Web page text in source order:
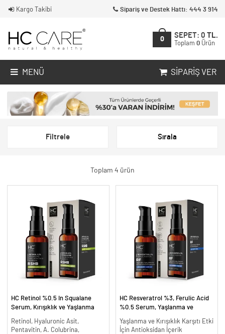
Kargo Takibi Sipariş ve Destek Hattı: 444 3 914
0
SEPET: 0 TL.
Toplam 0 Ürün
MENÜ SIPARIŞ VER
Filtrele Sırala
Toplam 4 ürün
HC Retinol %0.5 In Squalane
Serum, Kırışıklık ve Yaşlanma
Retinol, Hyaluronic Asit,
Pentavitin, A. Colubrina,
HC Resveratrol %3, Ferulic Acid
%0.5 Serum, Yaşlanma ve
Yaşlanma ve Kırışıklık Karşıtı Etki
İçin Antioksidan İçerik